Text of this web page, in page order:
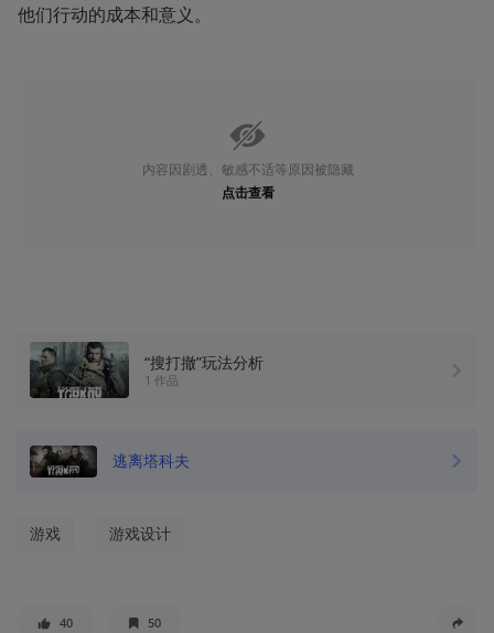
他们行动的成本和意义。
内容因剧透、敏感不适等原因被隐藏
点击查看
“搜打撤”玩法分析
1 作品
逃离塔科夫
游戏 游戏设计
40 50